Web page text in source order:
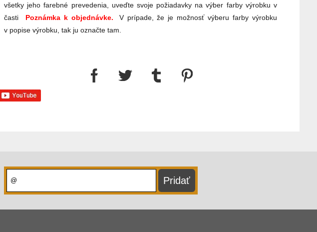
všetky jeho farebné prevedenia, uveďte svoje požiadavky na výber farby výrobku v
časti Poznámka k objednávke.
V prípade, že je možnosť výberu farby výrobku
v popise výrobku, tak ju označte tam.